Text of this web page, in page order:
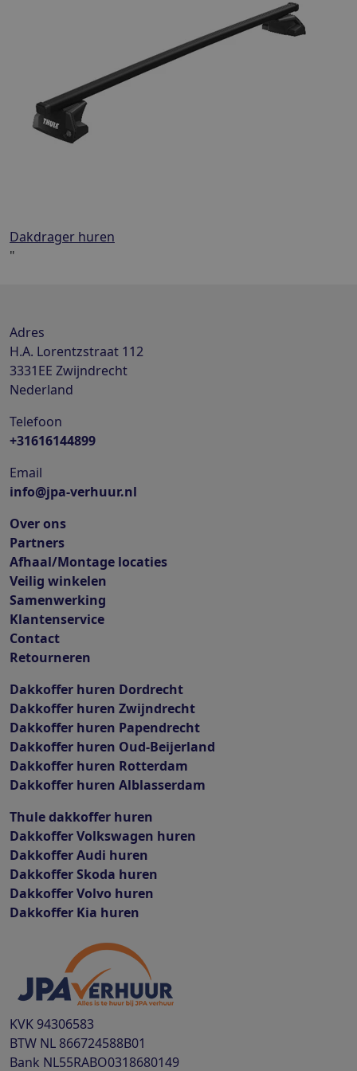
Dakdrager huren
"
Adres
H.A. Lorentzstraat 112
3331EE Zwijndrecht
Nederland
Telefoon
+31616144899
Email
info@jpa-verhuur.nl
Over ons
Partners
Afhaal/Montage locaties
Veilig winkelen
Samenwerking
Klantenservice
Contact
Retourneren
Dakkoffer huren Dordrecht
Dakkoffer huren Zwijndrecht
Dakkoffer huren Papendrecht
Dakkoffer huren Oud-Beijerland
Dakkoffer huren Rotterdam
Dakkoffer huren Alblasserdam
Thule dakkoffer huren
Dakkoffer Volkswagen huren
Dakkoffer Audi huren
Dakkoffer Skoda huren
Dakkoffer Volvo huren
Dakkoffer Kia huren
KVK 94306583
BTW NL 866724588B01
Bank NL55RABO0318680149